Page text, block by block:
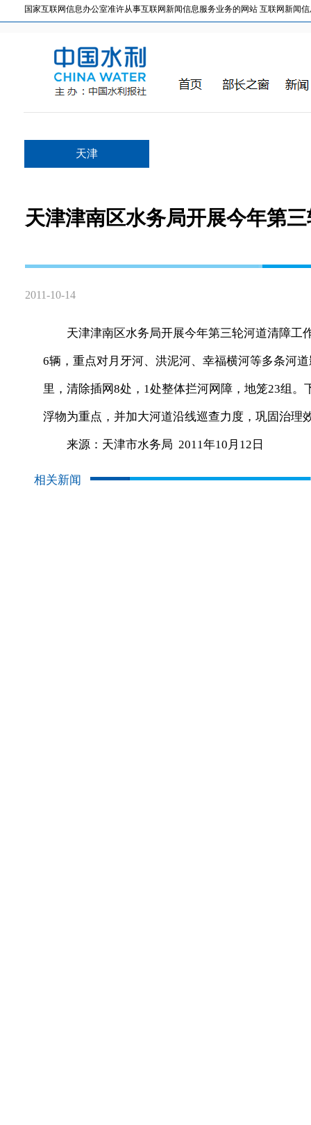
国家互联网信息办公室准许从事互联网新闻信息服务业务的网站 互联网新闻信
天津
天津津南区水务局开展今年第
2011-10-14
天津津南区水务局开展今年第三轮河道清障工
6辆，重点对月牙河、洪泥河、幸福横河等多条河
里，清除插网8处，1处整体拦河网障，地笼23组
浮物为重点，并加大河道沿线巡查力度，巩固治理
来源：天津市水务局 2011年10月12日
相关新闻